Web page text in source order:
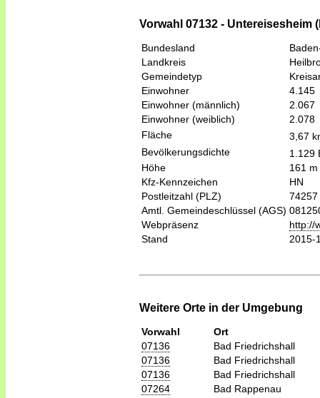
Vorwahl 07132 - Untereisesheim
Bundesland
Landkreis
Gemeindetyp
Einwohner
4.145
Einwohner (männlich)
2.067
Einwohner (weiblich)
2.078
Fläche
3,67
Bevölkerungsdichte
1.129
Höhe
161
Kfz-Kennzeichen
HN
Postleitzahl (PLZ)
74257
Amtl. Gemeindeschlüssel (AGS)
Webpräsenz
http://
Stand
2015-
Weitere Orte in der Umgebung
Vorwahl
Ort
07136
Bad Friedrichshall
07136
Bad Friedrichshall
07136
Bad Friedrichshall
07264
Bad Rappenau